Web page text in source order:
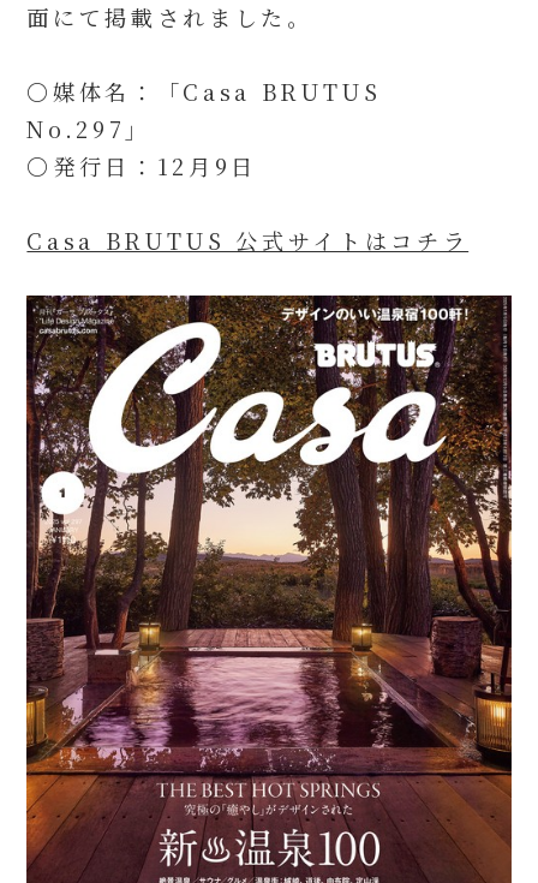
面にて掲載されました。
〇媒体名：「Casa BRUTUS
No.297」
〇発行日：12月9日
Casa BRUTUS 公式サイトはコチラ